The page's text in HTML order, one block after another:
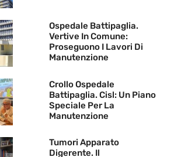
Ospedale Battipaglia.
Vertive In Comune:
Proseguono I Lavori Di
Manutenzione
Crollo Ospedale
Battipaglia. Cisl: Un Piano
Speciale Per La
Manutenzione
Tumori Apparato
Digerente. Il